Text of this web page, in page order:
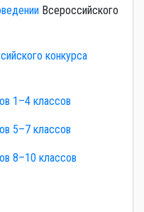
Всероссийского
конкурса
1–4 классов
5–7 классов
8–10 классов